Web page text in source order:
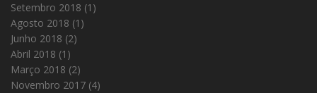
Setembro 2018 (1)
Agosto 2018 (1)
Junho 2018 (2)
Abril 2018 (1)
Março 2018 (2)
Novembro 2017 (4)